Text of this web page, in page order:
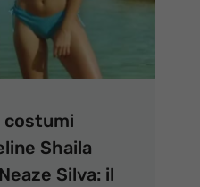
costumi
Shaila
Silva: il